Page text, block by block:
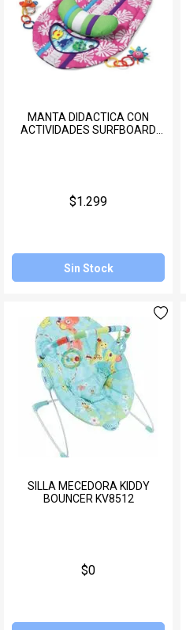
MANTA DIDACTICA CON
ACTIVIDADES SURFBOARD
$1.299
Sin Stock
SILLA MECEDORA KIDDY
BOUNCER KV8512
$0